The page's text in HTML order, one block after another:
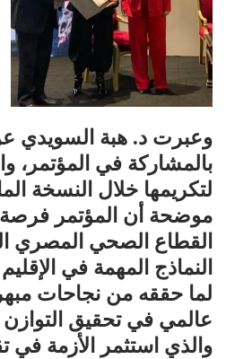
وعبرت د. هبة السويدي
بالمشاركة في المؤتمر،
لتكريمها خلال النسخة
موضحة أن المؤتمر فرصة
القطاع الصحي المصري
النماذج المهمة في
لما حققه من نجاحات
عالمي في تحقيق
والذي استثمر الأزمة في